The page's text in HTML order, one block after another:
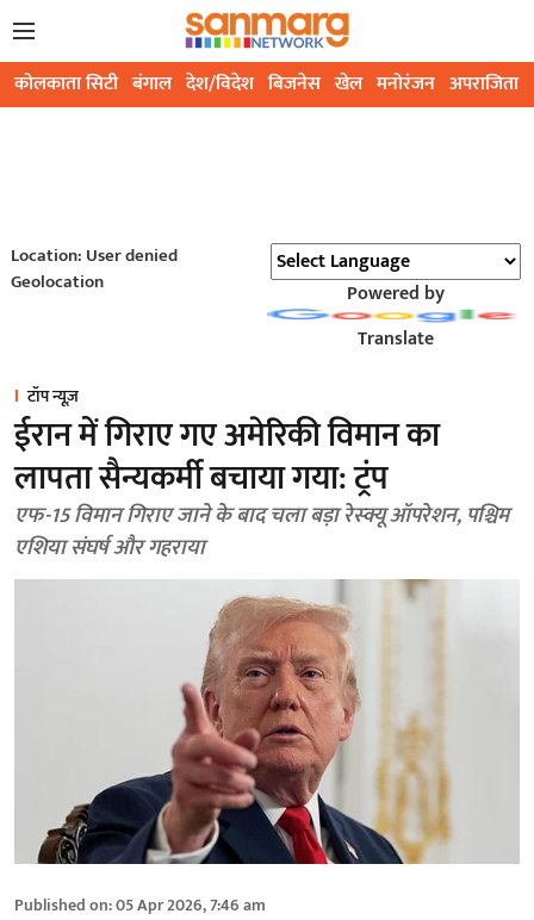
कोलकाता सिटी बंगाल देश/विदेश बिजनेस खेल मनोरंजन अपराजिता
Location: User denied
Geolocation
Powered by
Translate
टॉप न्यूज़
ईरान में गिराए गए अमेरिकी विमान का
लापता सैन्यकर्मी बचाया गया: ट्रंप
एफ-15 विमान गिराए जाने के बाद चला बड़ा रेस्क्यू ऑपरेशन, पश्चिम
एशिया संघर्ष और गहराया
Published on:05 Apr 2026, 7:46 am